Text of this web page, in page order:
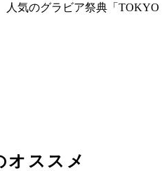
気のグラビア祭典「TOKYO
オススメ